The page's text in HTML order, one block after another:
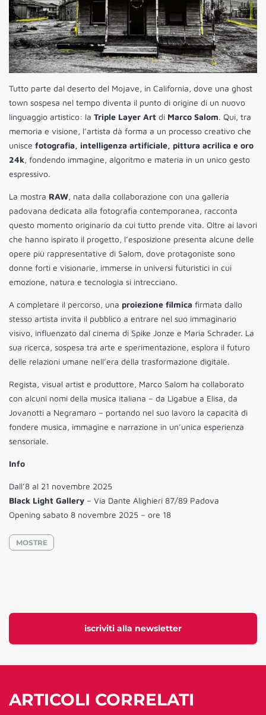
iscriviti alla newsletter
Tutto parte dal deserto del Mojave, in California, dove una ghost
town sospesa nel tempo diventa il punto di origine di un nuovo
linguaggio artistico: la Triple Layer Art di Marco Salom. Qui, tra
memoria e visione, l’artista dà forma a un processo creativo che
unisce fotografia, intelligenza artificiale, pittura acrilica e oro
24k, fondendo immagine, algoritmo e materia in un unico gesto
espressivo.
La mostra RAW, nata dalla collaborazione con una galleria
padovana dedicata alla fotografia contemporanea, racconta
questo momento originario da cui tutto prende vita. Oltre ai lavori
che hanno ispirato il progetto, l’esposizione presenta alcune delle
opere più rappresentative di Salom, dove protagoniste sono
donne forti e visionarie, immerse in universi futuristici in cui
emozione, natura e tecnologia si intrecciano.
A completare il percorso, una proiezione filmica firmata dallo
stesso artista invita il pubblico a entrare nel suo immaginario
visivo, influenzato dal cinema di Spike Jonze e Maria Schrader. La
sua ricerca, sospesa tra arte e sperimentazione, esplora il futuro
delle relazioni umane nell’era della trasformazione digitale.
Regista, visual artist e produttore, Marco Salom ha collaborato
con alcuni nomi della musica italiana – da Ligabue a Elisa, da
Jovanotti a Negramaro – portando nel suo lavoro la capacità di
fondere musica, immagine e narrazione in un’unica esperienza
sensoriale.
Info
Dall’8 al 21 novembre 2025
Black Light Gallery – Via Dante Alighieri 87/89 Padova
Opening sabato 8 novembre 2025 – ore 18
MOSTRE
ARTICOLI CORRELATI